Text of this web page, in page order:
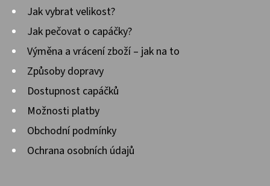
Jak vybrat velikost?
Jak pečovat o capáčky?
Výměna a vrácení zboží – jak na to
Způsoby dopravy
Dostupnost capáčků
Možnosti platby
Obchodní podmínky
Ochrana osobních údajů